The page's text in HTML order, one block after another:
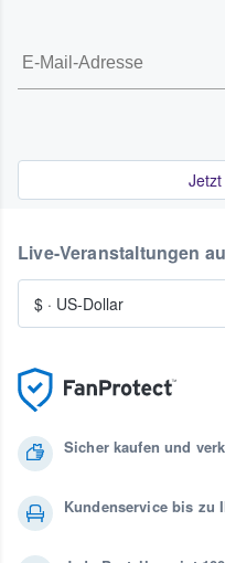
Sicher kaufen und
Kundenservice bis zu
Live-Veranstaltungen
$ · US-Dollar